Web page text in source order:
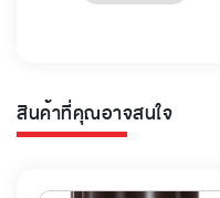
สินค้าที่คุณอาจสนใจ